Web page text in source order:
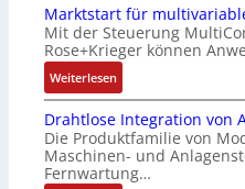
l
e
x
i
b
e
l
f
G
u
n
d
5
G
a
u
f
i
z
i
e
u
n
g
l
e
i
c
h
e
l
e
u
f
t
r
a
g
s
e
i
Marktstart für
Mit der Steuerung
Rose+Krieger können
Weiterlesen:
M
a
r
k
t
Drahtlose Integration von
Die Produktfamilie von
Maschinen- und
Fernwartung…